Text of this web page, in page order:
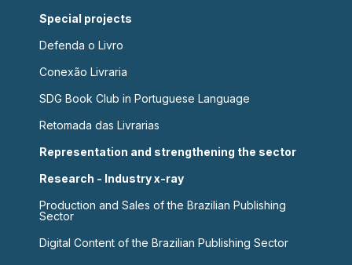
Special projects
Defenda o Livro
Conexão Livraria
SDG Book Club in Portuguese Language
Retomada das Livrarias
Representation and strengthening the sector
Research - Industry x-ray
Production and Sales of the Brazilian Publishing
Sector
Digital Content of the Brazilian Publishing Sector